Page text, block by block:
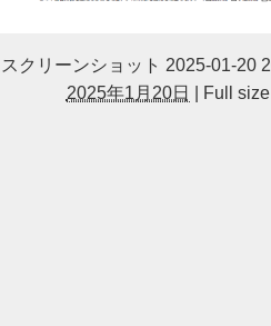
スクリーンショット 2025-01-20
2025年1月20日 | Full